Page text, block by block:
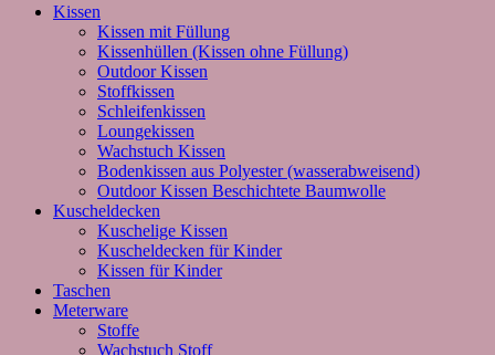
Kissen
Kissen mit Füllung
Kissenhüllen (Kissen ohne Füllung)
Outdoor Kissen
Stoffkissen
Schleifenkissen
Loungekissen
Wachstuch Kissen
Bodenkissen aus Polyester (wasserabweisend)
Outdoor Kissen Beschichtete Baumwolle
Kuscheldecken
Kuschelige Kissen
Kuscheldecken für Kinder
Kissen für Kinder
Taschen
Meterware
Stoffe
Wachstuch Stoff